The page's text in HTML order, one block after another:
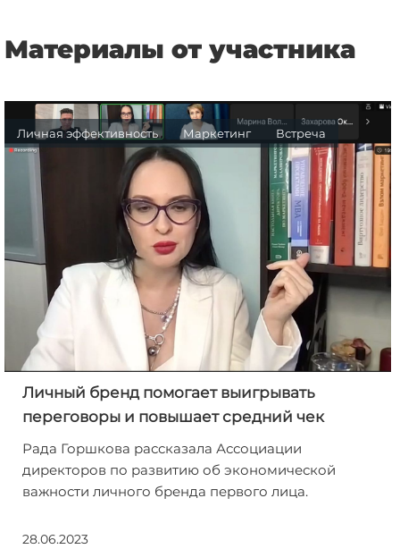
Материалы от участника
Личная эффективность Маркетинг Встреча
Личный бренд помогает выигрывать
переговоры и повышает средний чек
Рада Горшкова рассказала Ассоциации
директоров по развитию об экономической
важности личного бренда первого лица.
28.06.2023